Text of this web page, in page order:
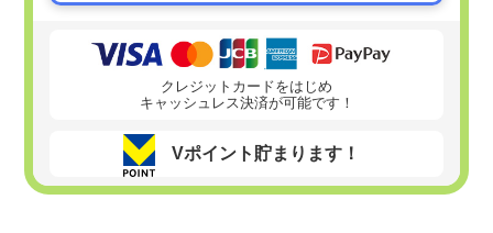
クレジットカードをはじめ
キャッシュレス決済が可能です！
Vポイント貯まります！